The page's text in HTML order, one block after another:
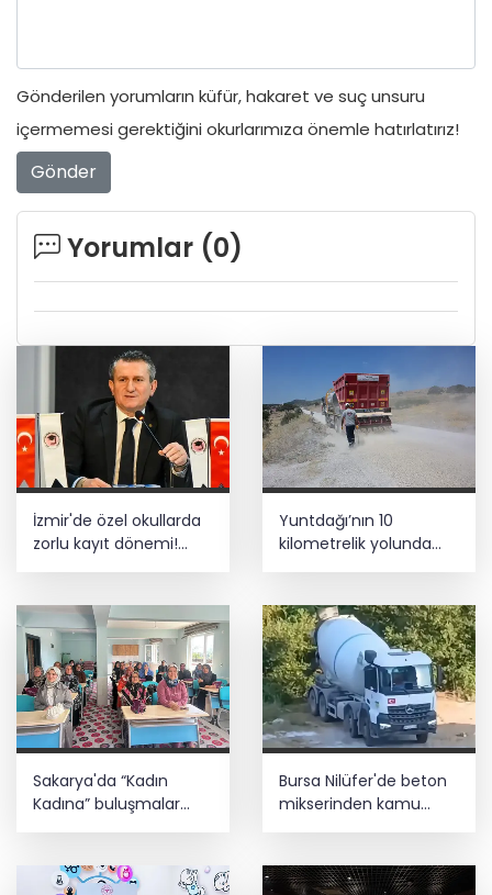
Gönderilen yorumların küfür, hakaret ve suç unsuru
içermemesi gerektiğini okurlarımıza önemle hatırlatırız!
Gönder
Yorumlar (0)
İzmir'de özel okullarda
zorlu kayıt dönemi!
Teşvikler kalktı, veli
Yuntdağı’nın 10
kilometrelik yolunda
konfor çalışması
Sakarya'da “Kadın
Kadına” buluşmalar
Bursa Nilüfer'de beton
mikserinden kamu